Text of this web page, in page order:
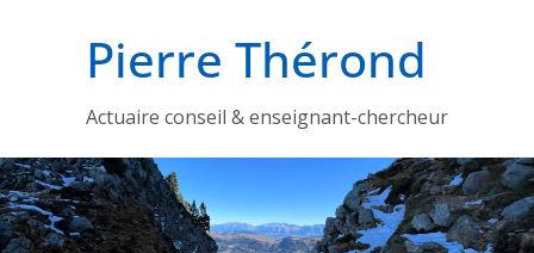
Pierre Thérond
Actuaire conseil & enseignant-chercheur